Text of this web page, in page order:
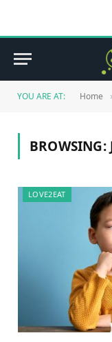
YOU ARE AT: Home
BROWSING:
LOVE2EAT